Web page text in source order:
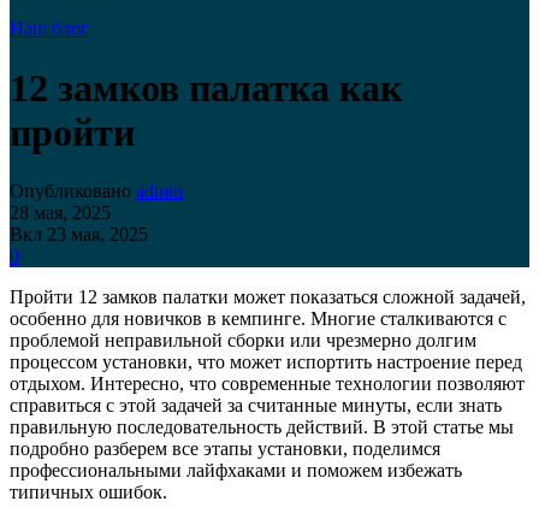
Наш блог
12 замков палатка как
пройти
Опубликовано admin
28 мая, 2025
Вкл 23 мая, 2025
0
Пройти 12 замков палатки может показаться сложной задачей,
особенно для новичков в кемпинге. Многие сталкиваются с
проблемой неправильной сборки или чрезмерно долгим
процессом установки, что может испортить настроение перед
отдыхом. Интересно, что современные технологии позволяют
справиться с этой задачей за считанные минуты, если знать
правильную последовательность действий. В этой статье мы
подробно разберем все этапы установки, поделимся
профессиональными лайфхаками и поможем избежать
типичных ошибок.